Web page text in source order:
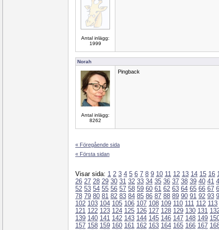
Antal inlägg:
1999
Norah
Antal inlägg:
8262
Pingback
« Föregående sida
« Första sidan
Visar sida: 1 2 3 4 5 6 7 8 9 10 11 12 13 14 15 16
26 27 28 29 30 31 32 33 34 35 36 37 38 39 40 41
52 53 54 55 56 57 58 59 60 61 62 63 64 65 66 67
78 79 80 81 82 83 84 85 86 87 88 89 90 91 92 93
102 103 104 105 106 107 108 109 110 111 112 113
121 122 123 124 125 126 127 128 129 130 131
139 140 141 142 143 144 145 146 147 148 149
157 158 159 160 161 162 163 164 165 166 167